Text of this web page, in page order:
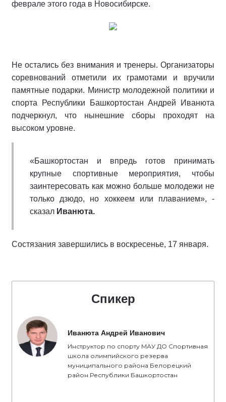
феврале этого года в Новосибирске.
Не остались без внимания и тренеры. Организаторы
соревнований отметили их грамотами и вручили
памятные подарки. Министр молодежной политики и
спорта Республики Башкортостан Андрей Иванюта
подчеркнул, что нынешние сборы проходят на
высоком уровне.
«Башкортостан и впредь готов принимать
крупные спортивные мероприятия, чтобы
заинтересовать как можно больше молодежи не
только дзюдо, но хоккеем или плаванием», -
сказал Иванюта.
Состязания завершились в воскресенье, 17 января.
Спикер
Иванюта Андрей Иванович
Инструктор по спорту МАУ ДО Спортивная
школа олимпийского резерва
муниципального района Белорецкий
район Республики Башкортостан